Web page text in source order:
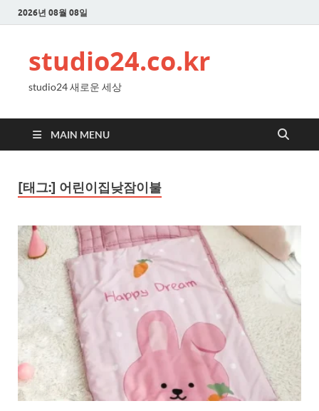
2026년 08월 08일
studio24.co.kr
studio24 새로운 세상
MAIN MENU
[태그:] 어린이집낮잠이불